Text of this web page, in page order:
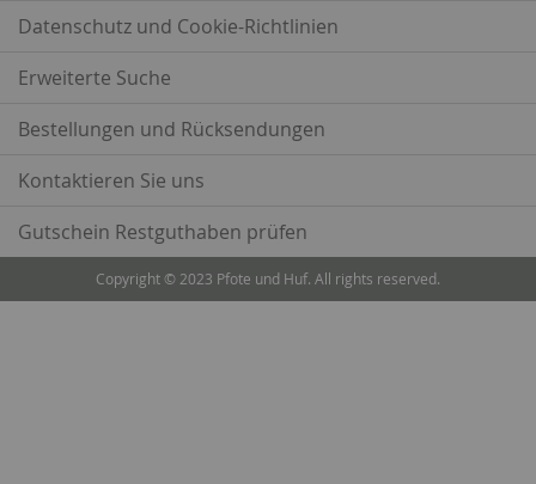
Datenschutz und Cookie-Richtlinien
Erweiterte Suche
Bestellungen und Rücksendungen
Kontaktieren Sie uns
Gutschein Restguthaben prüfen
Copyright © 2023 Pfote und Huf. All rights reserved.